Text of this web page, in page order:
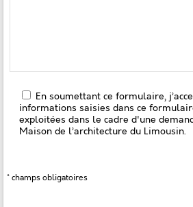
En soumettant ce formulaire,
informations saisies dans ce
exploitées dans le cadre d'une
Maison de l’architecture du Limousin.
* champs obligatoires